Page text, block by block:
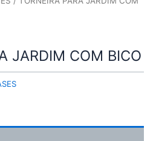
JARDIM COM BICO